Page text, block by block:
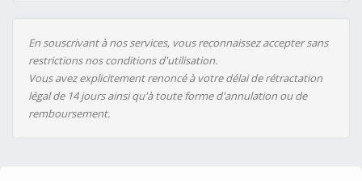
En souscrivant à nos services, vous reconnaissez accepter sans
restrictions nos conditions d'utilisation.
Vous avez explicitement renoncé à votre délai de rétractation
légal de 14 jours ainsi qu'à toute forme d'annulation ou de
remboursement.